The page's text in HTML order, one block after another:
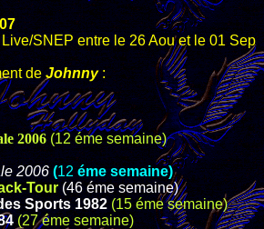
SNEP entre le 26 Aou et le 01 Sep
deJohnny :
2006(12 éme semaine)
2006(12éme semaine)
Tour(46 éme semaine)
Sports 1982 (15 éme semaine)
(27 éme semaine)